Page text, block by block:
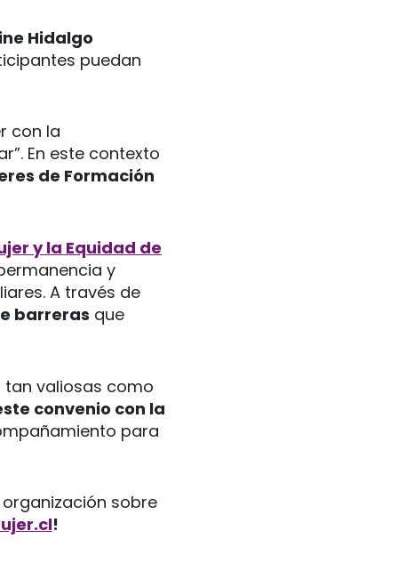
Hidalgo
puedan
con la
En este contexto
de Formación
y la Equidad de
y
A través de
barreras que
valiosas como
convenio con la
para
sobre
!